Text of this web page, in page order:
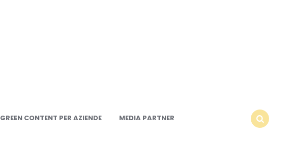
GREEN CONTENT PER AZIENDE
MEDIA PARTNER